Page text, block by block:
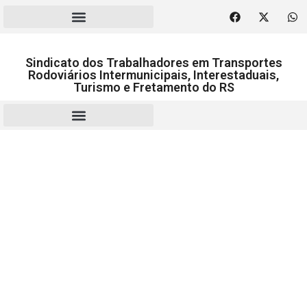
Sindicato dos Trabalhadores em Transportes
Rodoviários Intermunicipais, Interestaduais,
Turismo e Fretamento do RS